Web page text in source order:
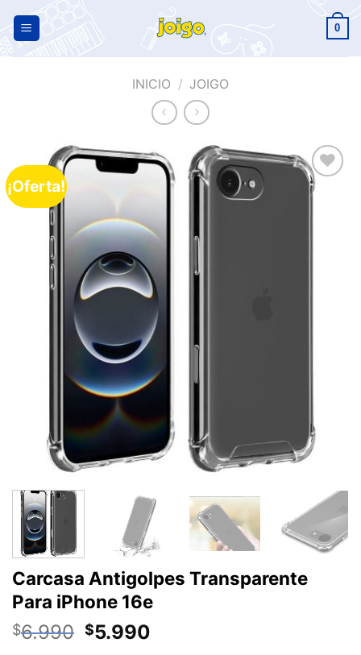
0
INICIO / JOIGO
¡Oferta!
Añadir
Carcasa Antigolpes Transparente
Para iPhone 16e
$6.990 $5.990